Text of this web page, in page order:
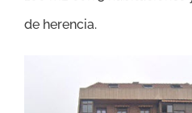
de herencia.